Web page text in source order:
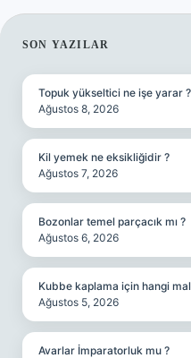
SIDEBAR
SON YAZILAR
Topuk yükseltici ne işe yarar ?
Ağustos 8, 2026
Kil yemek ne eksikliğidir ?
Ağustos 7, 2026
Bozonlar temel parçacık mı ?
Ağustos 6, 2026
Kubbe kaplama için hangi
Ağustos 5, 2026
Avarlar İmparatorluk mu ?